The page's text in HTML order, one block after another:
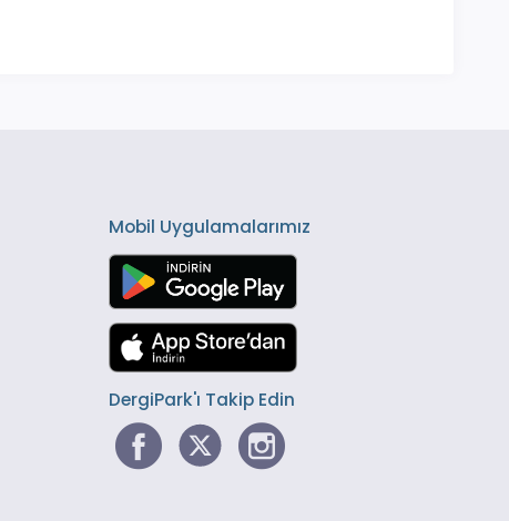
Mobil Uygulamalarımız
DergiPark'ı Takip Edin